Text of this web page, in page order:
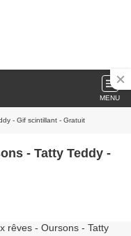
MENU
- Gif scintillant - Gratuit
- Tatty Teddy -